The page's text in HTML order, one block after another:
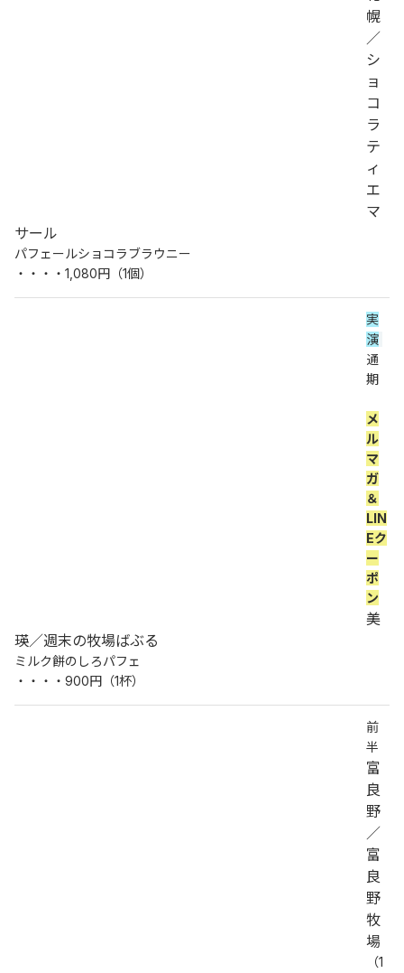
幌
／
シ
ョ
コ
ラ
テ
ィ
エ
マ
サール
パフェールショコラブラウニー
・・・・1,080円（1個）
実
演
通
期
メ
ル
マ
ガ
＆
LIN
Eク
ー
ポ
ン
美
瑛／週末の牧場ばぶる
ミルク餅のしろパフェ
・・・・900円（1杯）
前
半
富
良
野
／
富
良
野
牧
場
（1